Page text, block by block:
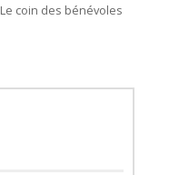
Le coin des bénévoles